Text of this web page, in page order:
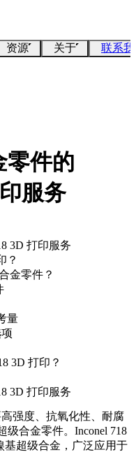
资源 关于 联系
零件的
服务
3D 打印服务
？
金零件？
量
3D 打印？
3D 打印服务
强度、抗氧化性、耐腐
合金零件。Inconel 718
基超级合金，广泛应用于